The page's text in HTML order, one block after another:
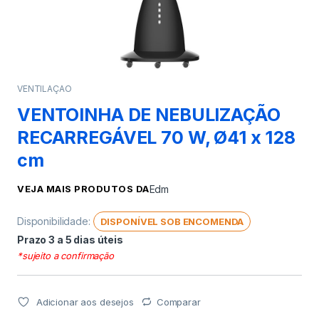
VENTILAÇAO
VENTOINHA DE NEBULIZAÇÃO
RECARREGÁVEL 70 W, Ø41 x 128
cm
VEJA MAIS PRODUTOS DAEdm
Disponibilidade: DISPONÍVEL SOB ENCOMENDA
Prazo 3 a 5 dias úteis
*sujeito a confirmação
Adicionar aos desejos Comparar